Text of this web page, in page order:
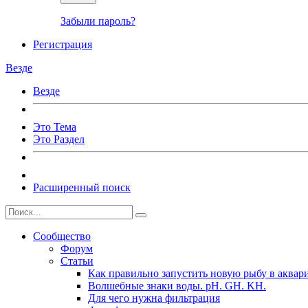
Забыли пароль?
Регистрация
Везде
Везде
Это Тема
Это Раздел
Расширенный поиск
Сообщество
Форум
Статьи
Как правильно запустить новую рыбу в
Волшебные знаки воды. рН. GH. KH.
Для чего нужна фильтрация